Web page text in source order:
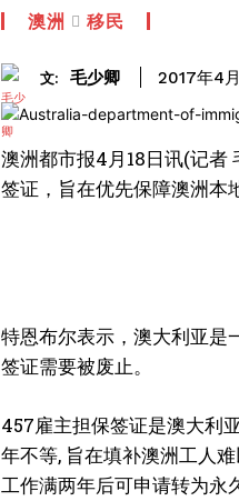
澳洲 移民
文: 毛少卿 2017年4
澳洲都市报4月18日讯(记
签证，旨在优先保障澳洲本
特恩布尔表示，澳大利亚是
签证需要被废止。
457雇主担保签证是澳大利
年不等, 旨在填补澳洲工人
工作满两年后可申请转为永